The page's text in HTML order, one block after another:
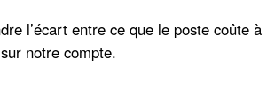
l’écart entre ce que le poste coûte à
notre compte.